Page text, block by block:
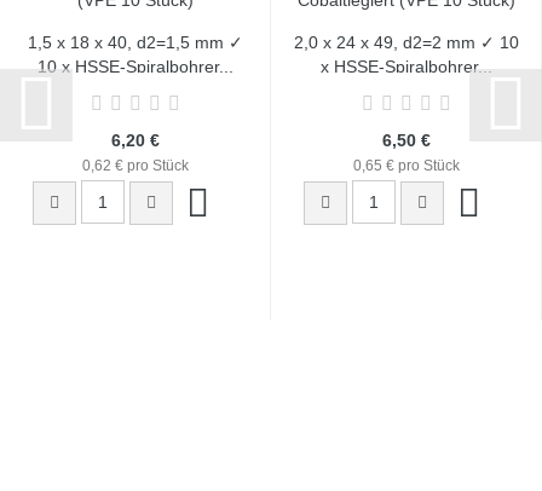
1,5 x 18 x 40, d2=1,5 mm ✓
10 x HSSE-Spiralbohrer...
6,20 €
0,62 € pro Stück
2,0 x 24 x 49, d2=2 mm ✓ 10
x HSSE-Spiralbohrer...
6,50 €
0,65 € pro Stück